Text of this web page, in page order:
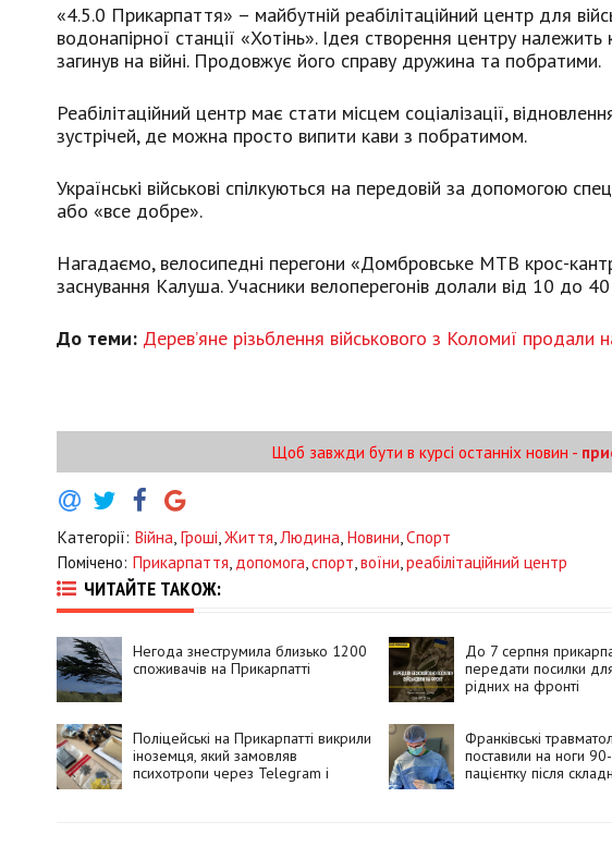
«4.5.0 Прикарпаття» – майбутній реабілітаційний центр для
водонапірної станції «Хотінь». Ідея створення центру
загинув на війні. Продовжує його справу дружина та побратими.
Реабілітаційний центр має стати місцем соціалізації,
зустрічей, де можна просто випити кави з побратимом.
Українські військові спілкуються на передовій за допомогою
або «все добре».
Нагадаємо, велосипедні перегони «Домбровське МТВ крос-
заснування Калуша. Учасники велоперегонів долали від 10 до 40
До теми: Дерев’яне різьблення військового з Коломиї продали
Щоб завжди бути в курсі останніх новин -
Категорії: Війна, Гроші,Життя,Людина, Новини,Спорт
Помічено: Прикарпаття, допомога,спорт,воїни,реабілітаційний центр
ЧИТАЙТЕ ТАКОЖ:
Негода знеструмила близько 1200
споживачів на Прикарпатті
До 7 серпня
передати посилки для
рідних на фронті
Поліцейські на Прикарпатті викрили
іноземця, який замовляв
психотропи через Telegram і
Франківські
поставили на ноги
пацієнтку після